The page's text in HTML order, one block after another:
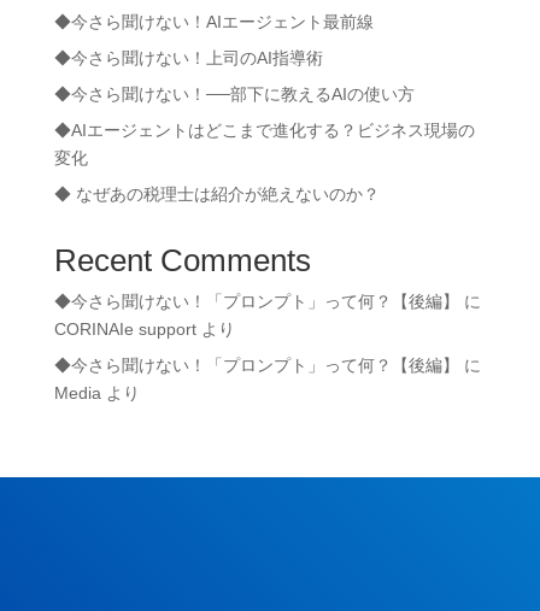
◆今さら聞けない！AIエージェント最前線
◆今さら聞けない！上司のAI指導術
◆今さら聞けない！──部下に教えるAIの使い方
◆AIエージェントはどこまで進化する？ビジネス現場の
変化
◆ なぜあの税理士は紹介が絶えないのか？
Recent Comments
◆今さら聞けない！「プロンプト」って何？【後編】
に
CORINAIe supportより
◆今さら聞けない！「プロンプト」って何？【後編】
に
Media より